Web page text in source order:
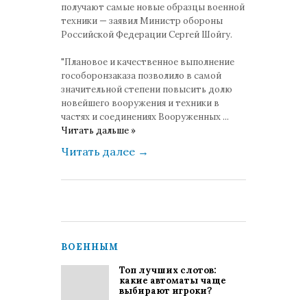
получают самые новые образцы военной
техники — заявил Министр обороны
Российской Федерации Сергей Шойгу.
"Плановое и качественное выполнение
гособоронзаказа позволило в самой
значительной степени повысить долю
новейшего вооружения и техники в
частях и соединениях Вооруженных ...
Читать дальше »
Читать далее →
ВОЕННЫМ
Топ лучших слотов:
какие автоматы чаще
выбирают игроки?